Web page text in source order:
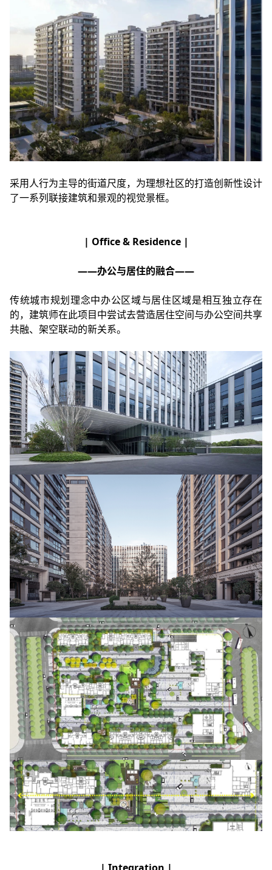
采用人行为主导的街道尺度，为理想社区的打造创新性设计
了一系列联接建筑和景观的视觉景框。
| Office & Residence |
——办公与居住的融合——
传统城市规划理念中办公区域与居住区域是相互独立存在
的，建筑师在此项目中尝试去营造居住空间与办公空间共享
共融、架空联动的新关系。